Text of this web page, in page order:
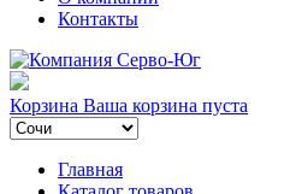
Контакты
Корзина Ваша корзина пуста
Главная